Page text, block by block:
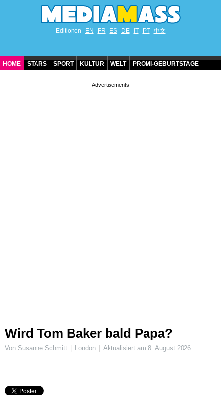
Editionen EN FR ES DE IT PT 中文
HOME STARS SPORT KULTUR WELT PROMI-GEBURTSTAGE
Wird Tom Baker bald Papa?
Von Susanne Schmitt London Aktualisiert am8. August 2026